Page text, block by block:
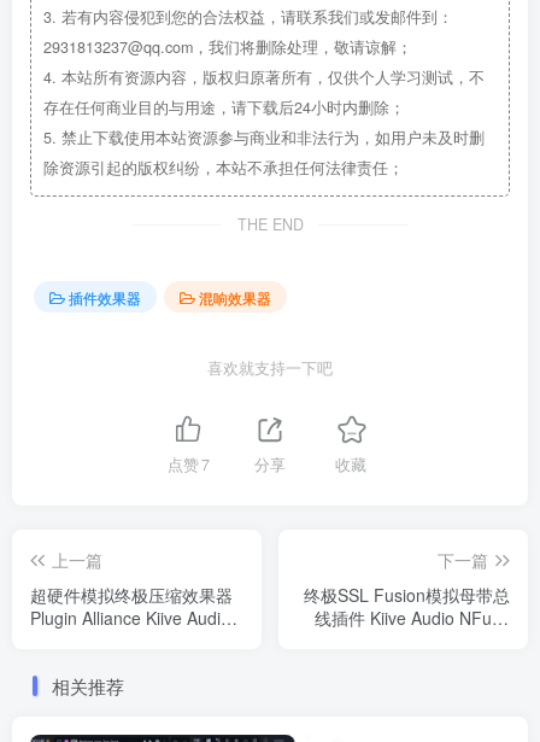
3. 若有内容侵犯到您的合法权益，请联系我们或发邮件到：
2931813237@qq.com，我们将删除处理，敬请谅解；
4. 本站所有资源内容，版权归原著所有，仅供个人学习测试，不
存在任何商业目的与用途，请下载后24小时内删除；
5. 禁止下载使用本站资源参与商业和非法行为，如用户未及时删
除资源引起的版权纠纷，本站不承担任何法律责任；
THE END
插件效果器 混响效果器
喜欢就支持一下吧
点赞7 分享 收藏
上一篇
超硬件模拟终极压缩效果器
Plugin Alliance Kiive Audio XTComp
下一篇
终极SSL Fusion模拟母带总
线插件 Kiive Audio NFuse
相关推荐